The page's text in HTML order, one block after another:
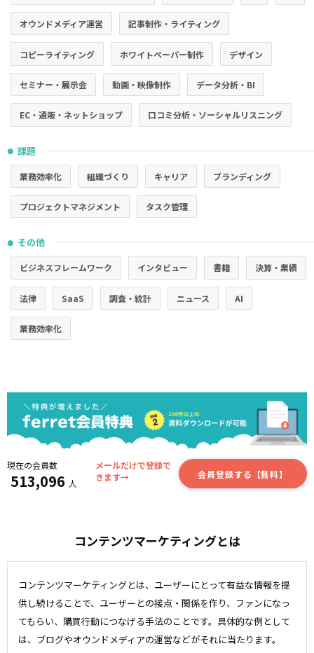
オウンドメディア運営 記事制作・ライティング
コピーライティング ホワイトペーパー制作 デザイン
セミナー・展示会 動画・映像制作 データ分析・BI
EC・通販・ネットショップ 口コミ分析・ソーシャルリスニング
● 課題
業務効率化 組織づくり キャリア ブランディング
プロジェクトマネジメント タスク管理
● その他
ビジネスフレームワーク インタビュー 書籍 決算・業績
法律 SaaS 調査・統計 ニュース AI
業務効率化
現在の会員数
513,096 人
メールだけで登録で
きます→
会員登録する【無料】
コンテンツマーケティングとは
コンテンツマーケティングとは、ユーザーにとって有益な情報を提
供し続けることで、ユーザーとの接点・関係を作り、ファンになっ
てもらい、購買行動につなげる手法のことです。具体的な例として
は、ブログやオウンドメディアの運営などがそれに当たります。